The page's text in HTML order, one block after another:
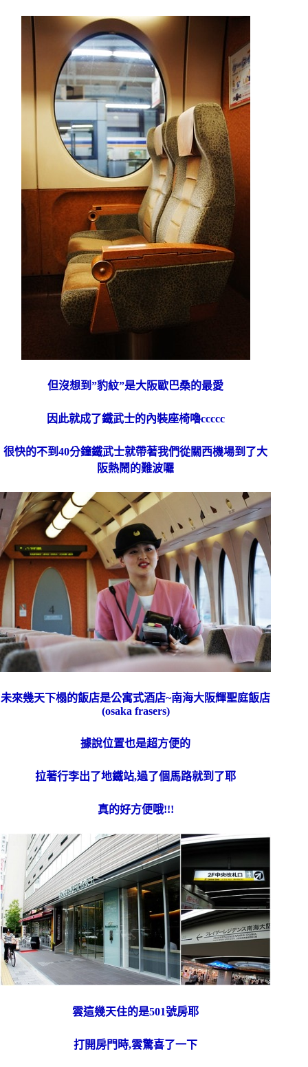
但沒想到”豹紋”是大阪歐巴桑的最愛
因此就成了鐵武士的內裝座椅嚕ccccc
很快的不到40分鐘鐵武士就帶著我們從關西機場到了大
阪熱鬧的難波囉
未來幾天下榻的飯店是公寓式酒店~南海大阪輝聖庭飯店
(osaka frasers)
據說位置也是超方便的
拉著行李出了地鐵站,過了個馬路就到了耶
真的好方便哦!!!
雲這幾天住的是501號房耶
打開房門時,雲驚喜了一下